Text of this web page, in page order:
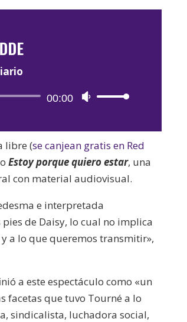
00:00
Utiliza
teclas
de
flecha
arriba/abajo
volumen.
libre (se canjean gratis en Red
Estoy porque quiero estar, una
con material audiovisual.
e interpretada
de Daisy, lo cual no implica
a lo que queremos transmitir»,
a este espectáculo como «un
facetas que tuvo Tourné a lo
sindicalista, luchadora social,